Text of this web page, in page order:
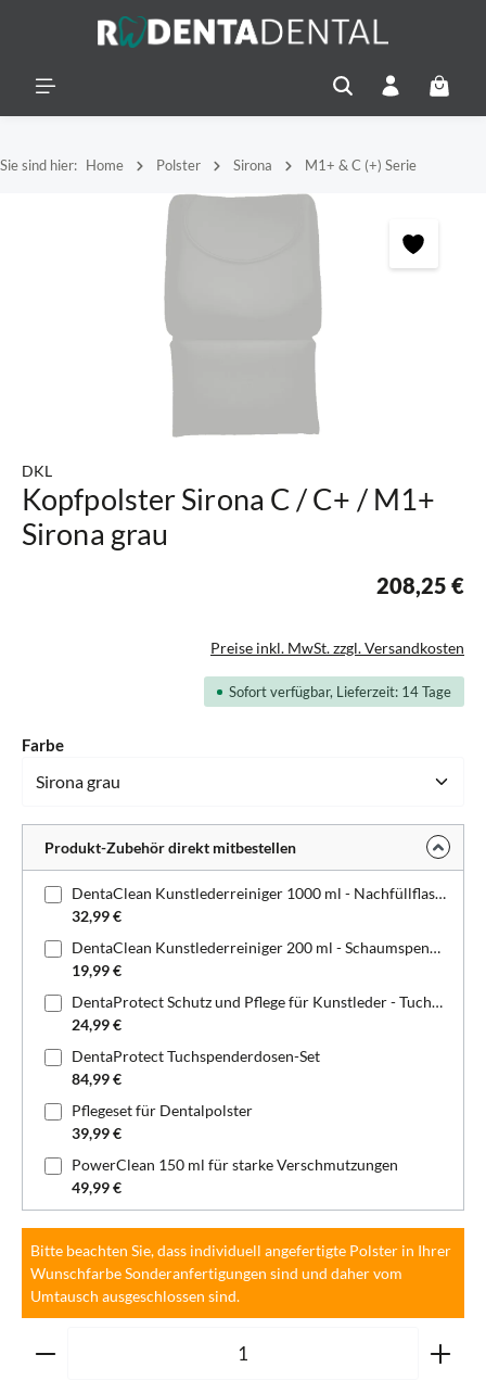
Sie sind hier: Home Polster Sirona M1+ & C (+) Serie
Bildergalerie überspringen
DKL
Kopfpolster Sirona C / C+ / M1+
Sirona grau
208,25 €
Preise inkl. MwSt. zzgl. Versandkosten
Sofort verfügbar, Lieferzeit: 14 Tage
Farbeauswählen
Produkt-Zubehör direkt mitbestellen
DentaClean Kunstlederreiniger 1000 ml - Nachfüllflasche
32,99 €
DentaClean Kunstlederreiniger 200 ml - Schaumspenderflasche
19,99 €
DentaProtect Schutz und Pflege für Kunstleder - Tuchspenderdose
24,99 €
DentaProtect Tuchspenderdosen-Set
84,99 €
Pflegeset für Dentalpolster
39,99 €
PowerClean 150 ml für starke Verschmutzungen
49,99 €
Bitte beachten Sie, dass individuell angefertigte Polster in Ihrer
Wunschfarbe Sonderanfertigungen sind und daher vom
Umtausch ausgeschlossen sind.
Produkt Anzahl: Gib den gewünschten Wert ein oder